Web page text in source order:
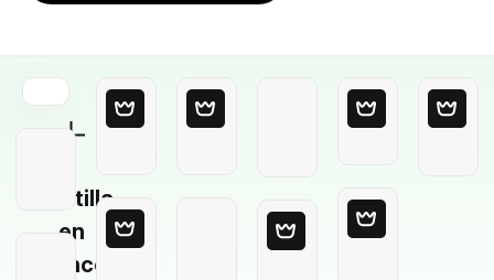
Plantilla
en
blanco